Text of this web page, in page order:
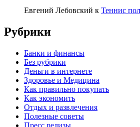
Евгений Лебовский к Теннис
Рубрики
Банки и финансы
Без рубрики
Деньги в интернете
Здоровье и Медицина
Как правильно покупать
Как экономить
Отдых и развлечения
Полезные советы
Пресс релизы